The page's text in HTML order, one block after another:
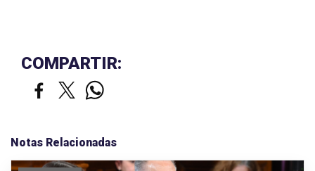
COMPARTIR:
Notas Relacionadas